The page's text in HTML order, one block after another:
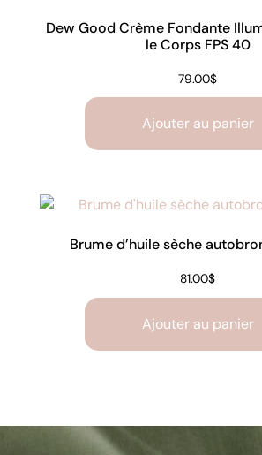
Dew Good Crème Fondante
le Corps FPS 40
79.00$
Ajouter au panier
Brume d’huile sèche
81.00$
Ajouter au panier